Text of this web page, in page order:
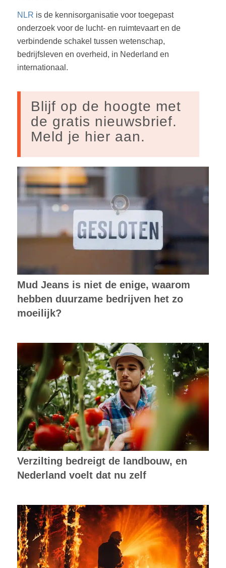
NLR is de kennisorganisatie voor toegepast
onderzoek voor de lucht- en ruimtevaart en de
verbindende schakel tussen wetenschap,
bedrijfsleven en overheid, in Nederland en
internationaal.
Blijf op de hoogte met
de gratis nieuwsbrief.
Meld je hier aan.
Mud Jeans is niet de enige, waarom
hebben duurzame bedrijven het zo
moeilijk?
Verzilting bedreigt de landbouw, en
Nederland voelt dat nu zelf